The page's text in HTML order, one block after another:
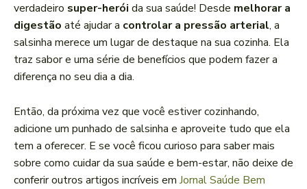
verdadeiro super-herói da sua saúde! Desde melhorar a
digestão até ajudar a controlar a pressão arterial, a
salsinha merece um lugar de destaque na sua cozinha. Ela
traz sabor e uma série de benefícios que podem fazer a
diferença no seu dia a dia.
Então, da próxima vez que você estiver cozinhando,
adicione um punhado de salsinha e aproveite tudo que ela
tem a oferecer. E se você ficou curioso para saber mais
sobre como cuidar da sua saúde e bem-estar, não deixe de
conferir outros artigos incríveis em Jornal Saúde Bem